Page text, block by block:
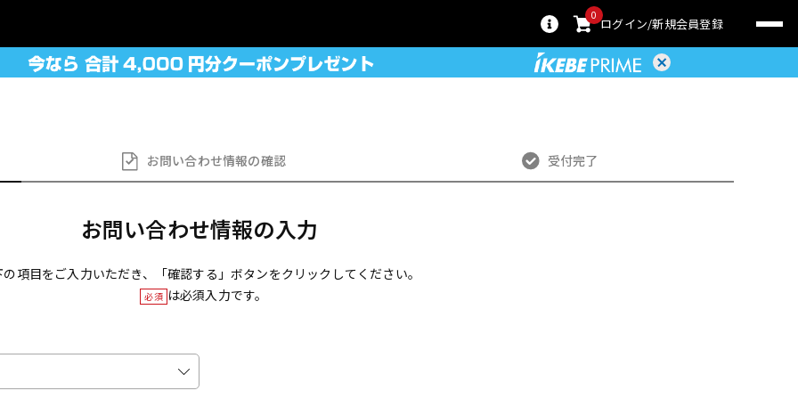
0
ログイン 新規会員登録
お問い合わせ情報の確認 受付完了
お問い合わせ情報の入力
の項目をご入力いただき、「確認する」ボタンをクリックしてください。
必須 は必須入力です。